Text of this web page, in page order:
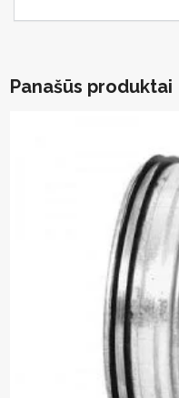
Panašūs produktai